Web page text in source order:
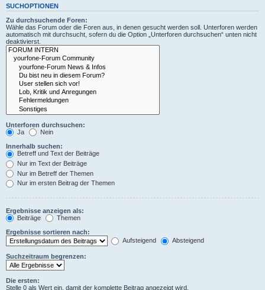
SUCHOPTIONEN
Zu durchsuchende Foren:
Wähle das Forum oder die Foren aus, in denen gesucht werden soll. Unterforen werden
automatisch mit durchsucht, sofern du die Option „Unterforen durchsuchen“ unten nicht
deaktivierst.
Unterforen durchsuchen:
Ja
Nein
Innerhalb suchen:
Betreff und Text der Beiträge
Nur im Text der Beiträge
Nur im Betreff der Themen
Nur im ersten Beitrag der Themen
Ergebnisse anzeigen als:
Beiträge
Themen
Ergebnisse sortieren nach:
Aufsteigend
Absteigend
Suchzeitraum begrenzen:
Die ersten:
Stelle 0 als Wert ein, damit der komplette Beitrag angezeigt wird.